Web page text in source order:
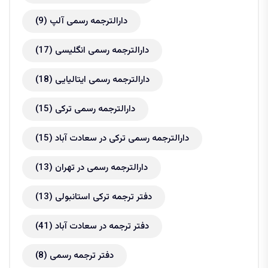
دارالترجمه رسمی آلپ (9)
دارالترجمه رسمی انگلیسی (17)
دارالترجمه رسمی ایتالیایی (18)
دارالترجمه رسمی ترکی (15)
دارالترجمه رسمی ترکی در سعادت آباد (15)
دارالترجمه رسمی در تهران (13)
دفتر ترجمه ترکی استانبولی (13)
دفتر ترجمه در سعادت آباد (41)
دفتر ترجمه رسمی (8)